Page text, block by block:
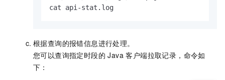
cat api-stat. log
根据查询的报错信息进行处理。
您可以查询指定时段的 Java 客户端拉取记录，命令如
下：